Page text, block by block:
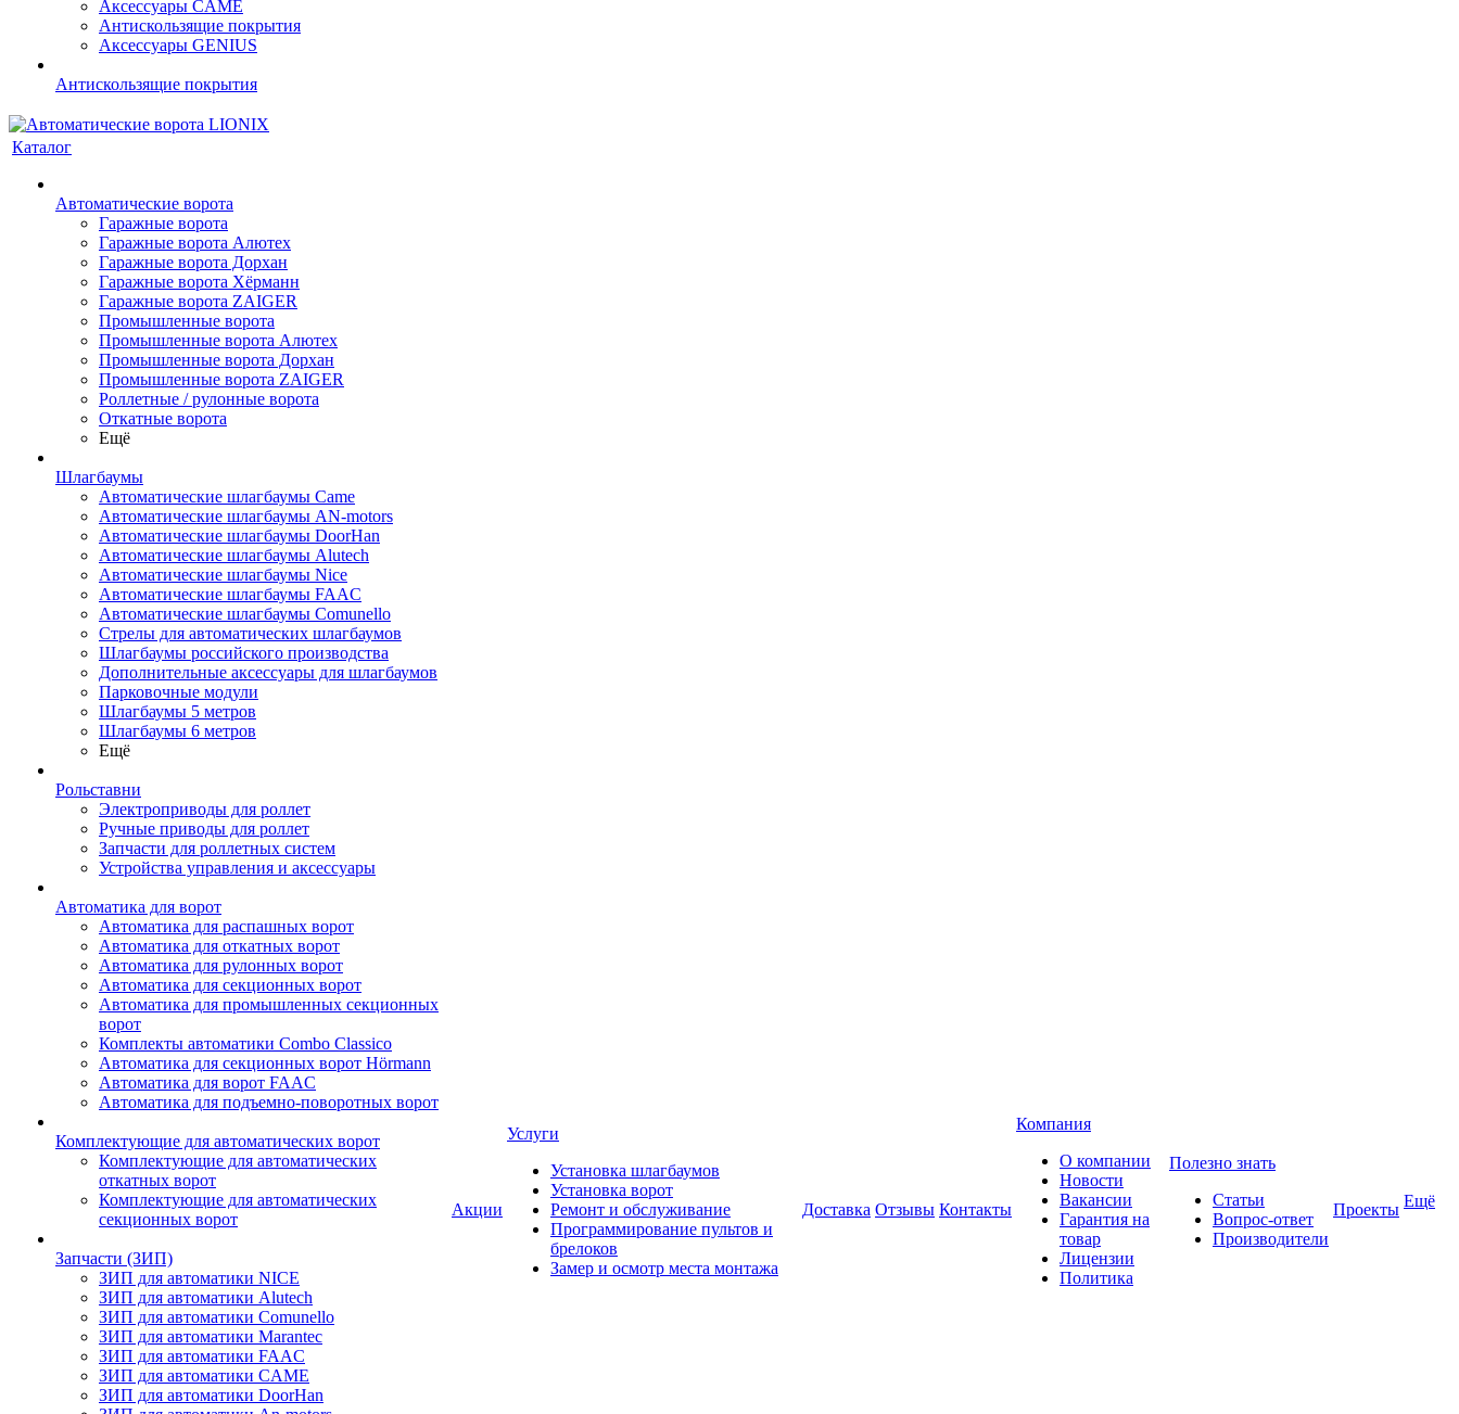
Аксессуары CAME
Антискользящие покрытия
Аксессуары GENIUS
Антискользящие покрытия
Каталог
Автоматические ворота
Гаражные ворота
Гаражные ворота Алютех
Гаражные ворота Дорхан
Гаражные ворота Хёрманн
Гаражные ворота ZAIGER
Промышленные ворота
Промышленные ворота Алютех
Промышленные ворота Дорхан
Промышленные ворота ZAIGER
Роллетные / рулонные ворота
Откатные ворота
Ещё
Шлагбаумы
Автоматические шлагбаумы Came
Автоматические шлагбаумы AN-motors
Автоматические шлагбаумы DoorHan
Автоматические шлагбаумы Alutech
Автоматические шлагбаумы Nice
Автоматические шлагбаумы FAAC
Автоматические шлагбаумы Comunello
Стрелы для автоматических шлагбаумов
Шлагбаумы российского производства
Дополнительные аксессуары для шлагбаумов
Парковочные модули
Шлагбаумы 5 метров
Шлагбаумы 6 метров
Ещё
Рольставни
Электроприводы для роллет
Ручные приводы для роллет
Запчасти для роллетных систем
Устройства управления и аксессуары
Автоматика для ворот
Автоматика для распашных ворот
Автоматика для откатных ворот
Автоматика для рулонных ворот
Автоматика для секционных ворот
Автоматика для промышленных секционных
ворот
Комплекты автоматики Combo Classico
Автоматика для секционных ворот Hörmann
Автоматика для ворот FAAC
Автоматика для подъемно-поворотных ворот
Комплектующие для автоматических ворот
Комплектующие для автоматических
откатных ворот
Комплектующие для автоматических
секционных ворот
Запчасти (ЗИП)
ЗИП для автоматики NICE
ЗИП для автоматики Alutech
ЗИП для автоматики Comunello
ЗИП для автоматики Marantec
ЗИП для автоматики FAAC
ЗИП для автоматики CAME
ЗИП для автоматики DoorHan
Акции
Услуги
Установка шлагбаумов
Установка ворот
Ремонт и обслуживание
Программирование пультов и
брелоков
Замер и осмотр места монтажа
Доставка Отзывы Контакты
Компания
О компании
Новости
Вакансии
Гарантия на
товар
Лицензии
Политика
Полезно знать
Статьи
Вопрос-ответ
Производители
Проекты Ещё